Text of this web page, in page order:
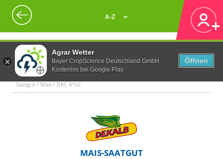
Agrar Wetter
Bayer CropScience Deutschland GmbH
Kostenlos bei Google Play
Öffnen
A-Z
Saatgut / Mais / DKC 4162
MAIS-SAATGUT